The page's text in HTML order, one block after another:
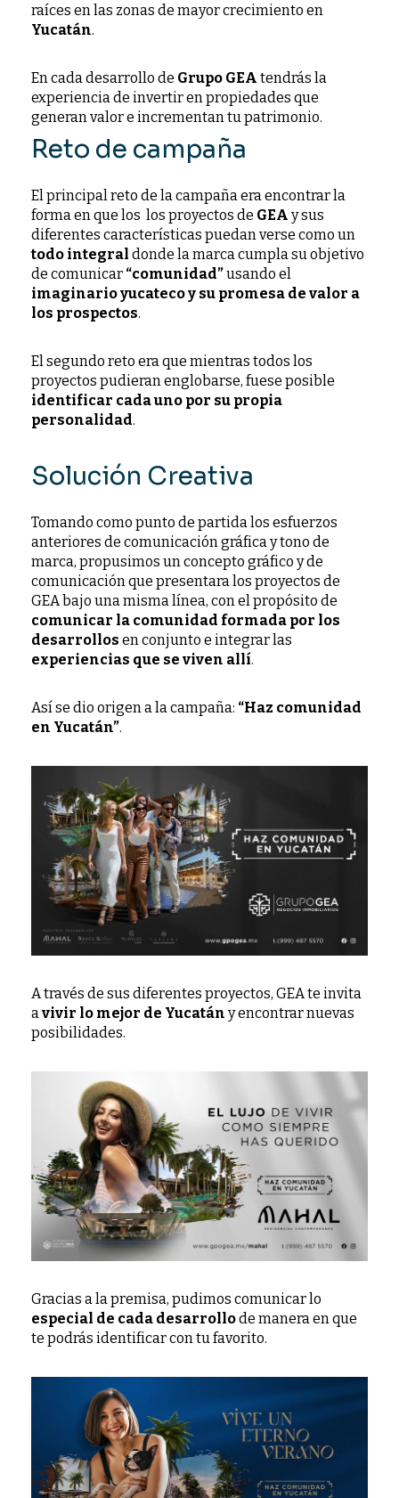
raíces en las zonas de mayor crecimiento en
Yucatán.
En cada desarrollo de Grupo GEA tendrás la
experiencia de invertir en propiedades que
generan valor e incrementan tu patrimonio.
Reto de campaña
El principal reto de la campaña era encontrar la
forma en que los los proyectos de GEA y sus
diferentes características puedan verse como un
todo integral donde la marca cumpla su objetivo
de comunicar “comunidad”usando el
imaginario yucateco y su promesa de valor a
los prospectos.
El segundo reto era que mientras todos los
proyectos pudieran englobarse, fuese posible
identificar cada uno por su propia
personalidad.
Solución Creativa
Tomando como punto de partida los esfuerzos
anteriores de comunicación gráfica y tono de
marca, propusimos un concepto gráfico y de
comunicación que presentara los proyectos de
GEA bajo una misma línea, con el propósito de
comunicar la comunidad formada por los
desarrollos en conjunto e integrar las
experiencias que se viven allí.
Así se dio origen a la campaña: “Haz comunidad
en Yucatán”.
A través de sus diferentes proyectos, GEA te invita
avivir lo mejor de Yucatán y encontrar nuevas
posibilidades.
Gracias a la premisa, pudimos comunicar lo
especial de cada desarrollode manera en que
te podrás identificar con tu favorito.